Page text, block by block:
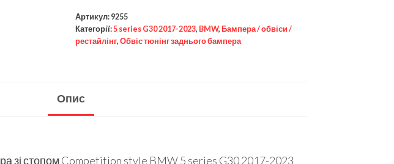
Артикул: 9255
Категорії:5 series G30 2017-2023, BMW, Бампера / обвіси /
рестайлінг, Обвіс тюнінг заднього бампера
Опис
зі стопом Competition style BMW 5 series G30 2017-2023